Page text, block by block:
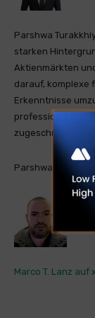
Parshwa
starken
Aktienmärkten
darauf, komplexe
Erkenntnisse
professionelle als
zugeschnitten sind.
Parshwa
Marco T. Lanz auf